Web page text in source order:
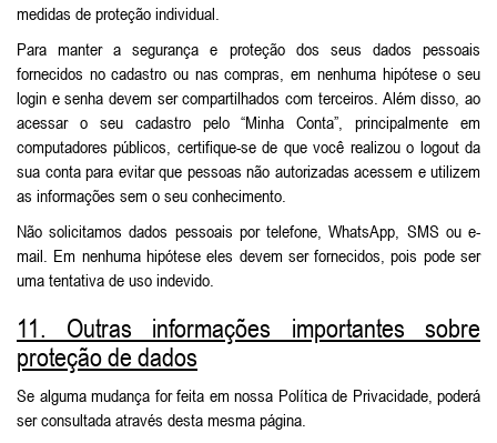
medidas de proteção individual.
Para manter a segurança e proteção dos seus dados pessoais
fornecidos no cadastro ou nas compras, em nenhuma hipótese o seu
login e senha devem ser compartilhados com terceiros. Além disso, ao
acessar o seu cadastro pelo “Minha Conta”, principalmente em
computadores públicos, certifique-se de que você realizou o logout da
sua conta para evitar que pessoas não autorizadas acessem e utilizem
as informações sem o seu conhecimento.
Não solicitamos dados pessoais por telefone, WhatsApp, SMS ou e-
mail. Em nenhuma hipótese eles devem ser fornecidos, pois pode ser
uma tentativa de uso indevido.
11. Outras informações importantes sobre
proteção de dados
Se alguma mudança for feita em nossa Política de Privacidade, poderá
ser consultada através desta mesma página.